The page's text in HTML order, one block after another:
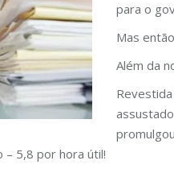
para o
Mas
Além da
– 5,8 por hora útil!